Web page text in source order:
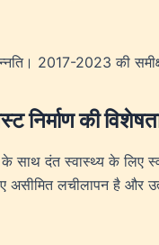
2017-2023 की
निर्माणकी
दंत स्वास्थ्य के लिए
लचीलापन है और